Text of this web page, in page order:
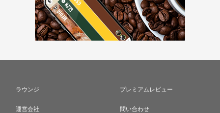
ラウンジ プレミアムレビュー
運営会社 問い合わせ